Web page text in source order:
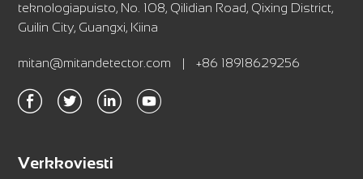
teknologiapuisto, No. 108, Qilidian Road, Qixing District,
Guilin City, Guangxi, Kiina
mitan@mitandetector.com | +86 18918629256
Verkkoviesti